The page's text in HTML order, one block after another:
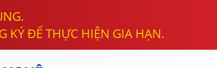
KÝ ĐỂ THỰC HIỆN GIA HẠN.